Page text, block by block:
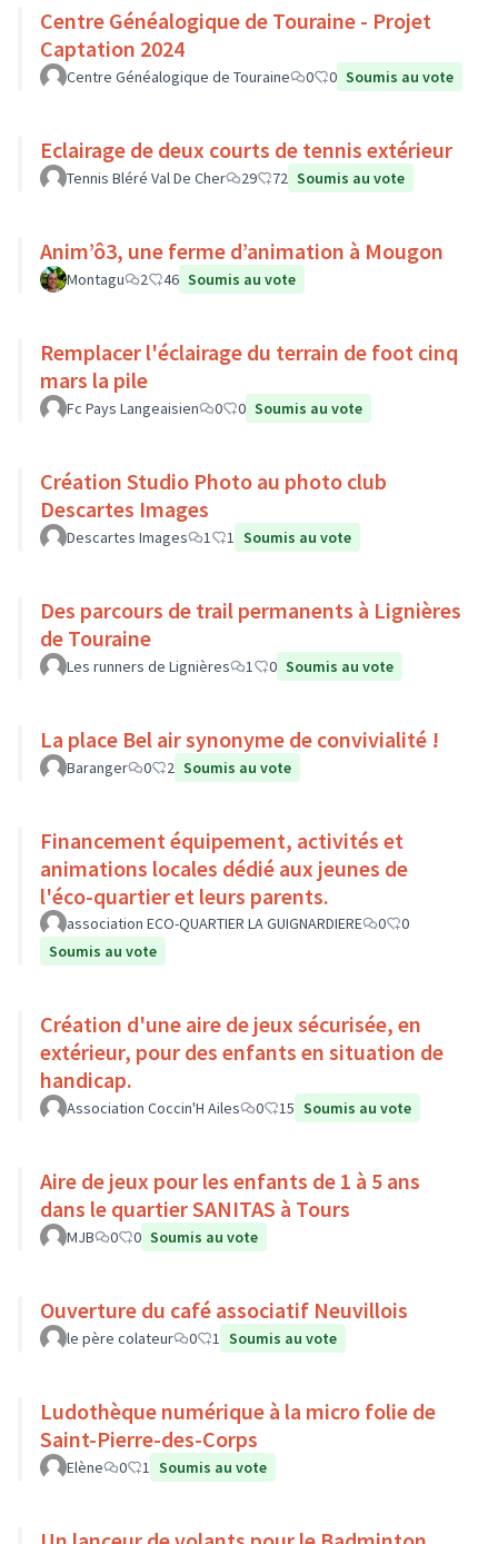
Centre Généalogique de Touraine - Projet
Captation 2024
Centre Généalogique de Touraine 0 0 Soumis au vote
Eclairage de deux courts de tennis extérieur
Tennis Bléré Val De Cher 29 72 Soumis au vote
Anim’ô3, une ferme d’animation à Mougon
Montagu 2 46 Soumis au vote
Remplacer l'éclairage du terrain de foot cinq
mars la pile
Fc Pays Langeaisien 0 0 Soumis au vote
Création Studio Photo au photo club
Descartes Images
Descartes Images 1 1 Soumis au vote
Des parcours de trail permanents à Lignières
de Touraine
Les runners de Lignières 1 0 Soumis au vote
La place Bel air synonyme de convivialité !
Baranger 0 2 Soumis au vote
Financement équipement, activités et
animations locales dédié aux jeunes de
l'éco-quartier et leurs parents.
association ECO-QUARTIER LA GUIGNARDIERE 0
0
Soumis au vote
Création d'une aire de jeux sécurisée, en
extérieur, pour des enfants en situation de
handicap.
Association Coccin'H Ailes 0 15 Soumis au vote
Aire de jeux pour les enfants de 1 à 5 ans
dans le quartier SANITAS à Tours
MJB 0 0 Soumis au vote
Ouverture du café associatif Neuvillois
le père colateur 0 1 Soumis au vote
Ludothèque numérique à la micro folie de
Saint-Pierre-des-Corps
Elène 0 1 Soumis au vote